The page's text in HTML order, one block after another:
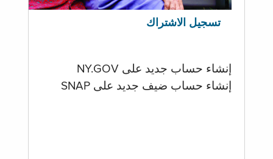
تسجيل الاشتراك
إنشاء حساب جديد على NY.GOV
إنشاء حساب ضيف جديد على SNAP